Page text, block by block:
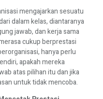
mengajarkan sesuatu
dalam kelas, diantaranya
jawab, dan kerja sama
cukup berprestasi
hanya perlu
apakah mereka
atas pilihan itu dan jika
untuk tidak mencoba.